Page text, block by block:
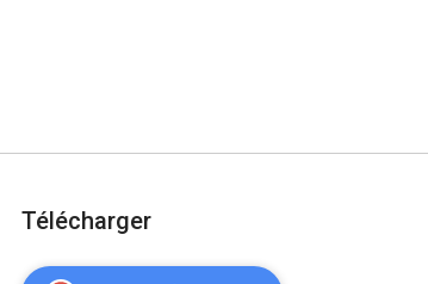
Télécharger